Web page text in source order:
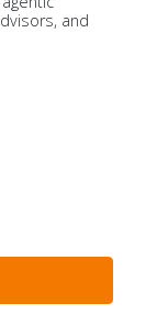
and